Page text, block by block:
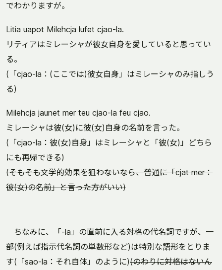
でわかりますが。
Litia uapot Milehcja lufet cjao-la.
リティアはミレーシャが彼女自身を愛していると思ってい
る。
(「cjao-la：(ここでは)彼女自身」はミレーシャのみ指しう
る)
Milehcja jaunet mer teu cjao-la feu cjao.
ミレーシャは彼(女)に彼(女)自身の名前を言った。
(「cjao-la：彼(女)自身」はミレーシャと「彼(女)」どちら
にも再帰できる)
(そもそも文学的効果を狙わないなら、普通に「cjat mer：
彼(女)の名前」と言った方がいい)
ちなみに、「-la」の直前に入る対格の代名詞ですが、一
部(例えば指示代名詞の単数形など)は特別な語形をとりま
す(「sao-la：それ自体」のように)(のわりに対格はないん